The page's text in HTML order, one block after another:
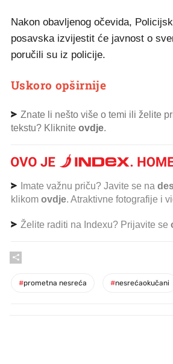
Nakon obavljenog očevida,
posavska izvijestit će javnost o
poručili su iz policije.
Uskoro opširnije
Znate li nešto više o temi ili želite
tekstu? Kliknite ovdje.
Imate važnu priču? Javite se na
klikom ovdje. Atraktivne fotografije i
Želite raditi na Indexu? Prijavite se
#prometna nesreća #nesrećaokučani